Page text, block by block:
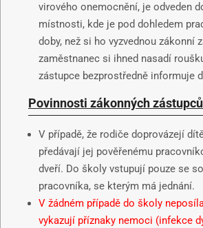
virového onemocnění, je odveden
místnosti, kde je pod dohledem
doby, než si ho vyzvednou zákonní
zaměstnanec si ihned nasadí
zástupce bezprostředně informuje
Povinnosti zákonných zástupců
V případě, že rodiče doprovázejí
předávají jej pověřenému
dveří. Do školy vstupují pouze se
pracovníka, se kterým má jednání.
V žádném případě do školy
vykazují příznaky nemoci (infekce